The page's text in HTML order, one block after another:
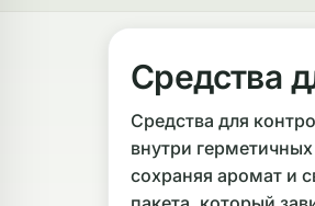
с перколятором
Средства
Средства для
внутри
сохраняя аромат и